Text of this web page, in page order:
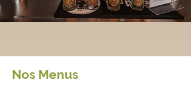
Nos Menus